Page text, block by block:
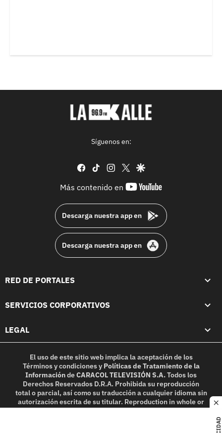
Síguenos en:
facebook
tiktok instagram
twittergoogle
Más contenido en
youtube-
Descarga nuestra app en
Descarga nuestra app en
RED DE PORTALES
SERVICIOS CORPORATIVOS
LEGAL
El uso de este sitio web implica la aceptación de los
Términos y condicionesy Políticas de Tratamiento de la
InformacióndeCARACOL TELEVISIÓN S.A.Todos los
Derechos Reservados D.R.A. Prohibida su reproducción
total o parcial, así como su traducción a cualquier idioma sin
autorización escrita de su titular. Reproduction in whole or